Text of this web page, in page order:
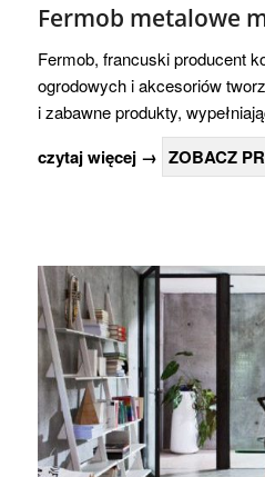
Fermob metalowe
Fermob, francuski producent
ogrodowych i akcesoriów
i zabawne produkty,
czytaj więcej → ZOBACZ